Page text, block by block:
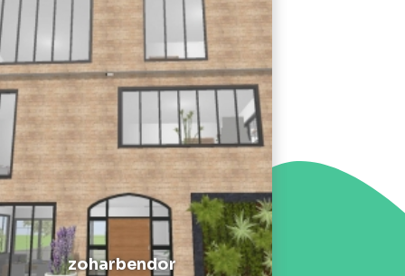
zoharbendor